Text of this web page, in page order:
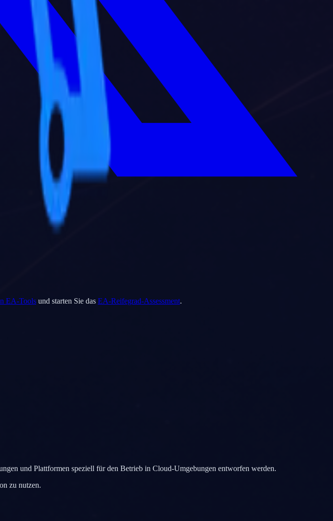
EA-Tools und starten Sie das EA-Reifegrad-Assessment.
und Plattformen speziell für den Betrieb in Cloud-Umgebungen entworfen werden.
zu nutzen.